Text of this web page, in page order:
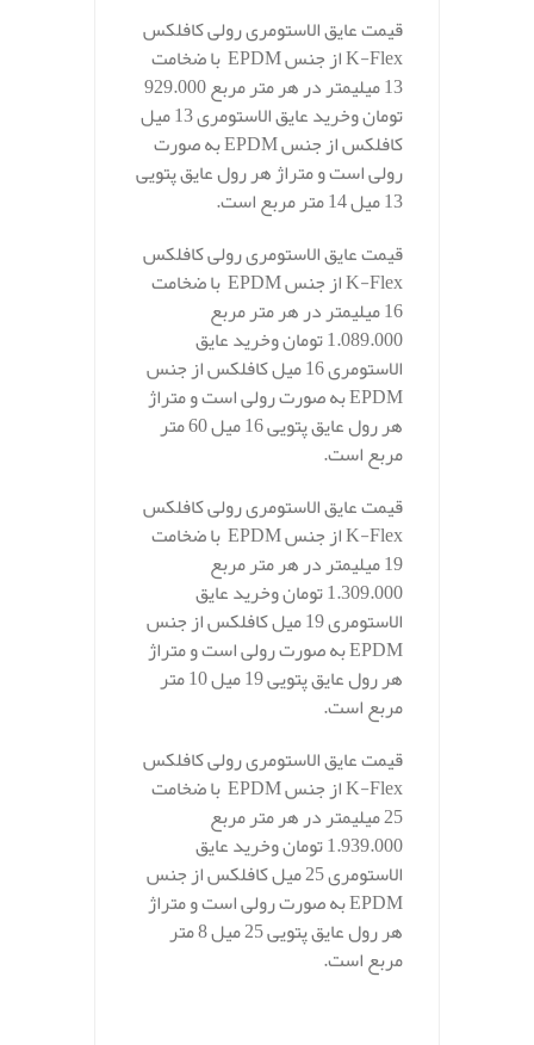
قیمت عایق الاستومری رولی کافلکس
K-Flex از جنس EPDM با ضخامت
13 میلیمتر در هر متر مربع 929.000
تومان وخرید عایق الاستومری 13 میل
کافلکس از جنس EPDM به صورت
رولی است و متراژ هر رول عایق پتویی
13 میل 14 متر مربع است.
قیمت عایق الاستومری رولی کافلکس
K-Flex از جنس EPDM با ضخامت
16 میلیمتر در هر متر مربع
1.089.000 تومان وخرید عایق
الاستومری 16 میل کافلکس از جنس
EPDM به صورت رولی است و متراژ
هر رول عایق پتویی 16 میل 60 متر
مربع است.
قیمت عایق الاستومری رولی کافلکس
K-Flex از جنس EPDM با ضخامت
19 میلیمتر در هر متر مربع
1.309.000 تومان وخرید عایق
الاستومری 19 میل کافلکس از جنس
EPDM به صورت رولی است و متراژ
هر رول عایق پتویی 19 میل 10 متر
مربع است.
قیمت عایق الاستومری رولی کافلکس
K-Flex از جنس EPDM با ضخامت
25 میلیمتر در هر متر مربع
1.939.000 تومان وخرید عایق
الاستومری 25 میل کافلکس از جنس
EPDM به صورت رولی است و متراژ
هر رول عایق پتویی 25 میل 8 متر
مربع است.